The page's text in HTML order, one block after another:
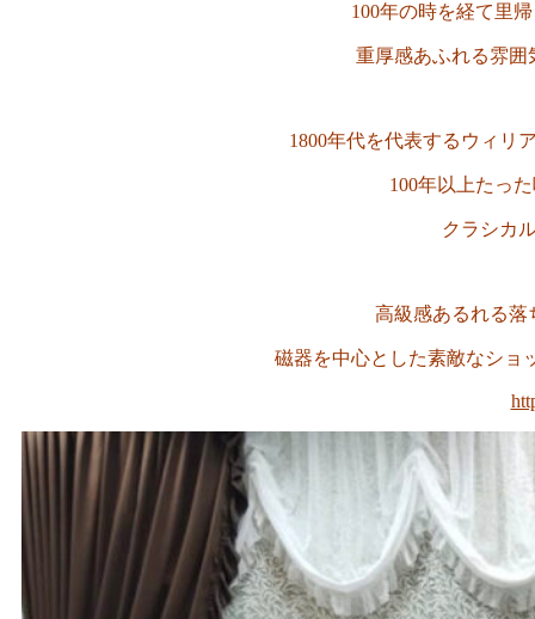
100年の時を経て里
重厚感あふれる雰囲
1800年代を代表するウィリ
100年以上たっ
クラシカ
高級感あるれる落
磁器を中心とした素敵なシ